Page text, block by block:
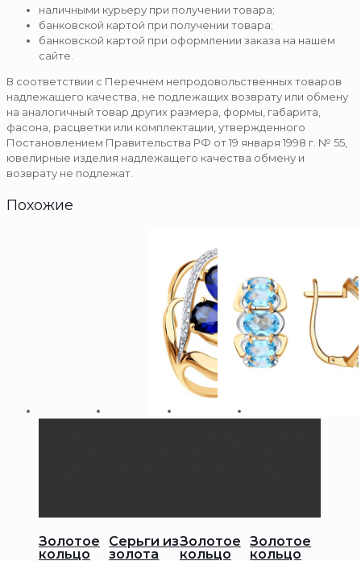
наличными курьеру при получении товара;
банковской картой при получении товара;
банковской картой при оформлении заказа на нашем
сайте.
В соответствии с Перечнем непродовольственных товаров
надлежащего качества, не подлежащих возврату или обмену
на аналогичный товар других размера, формы, габарита,
фасона, расцветки или комплектации, утвержденного
Постановлением Правительства РФ от 19 января 1998 г. № 55,
ювелирные изделия надлежащего качества обмену и
возврату не подлежат.
Похожие
Золотое
кольцо
Серьги из
золота
Золотое
кольцо
Золотое
кольцо